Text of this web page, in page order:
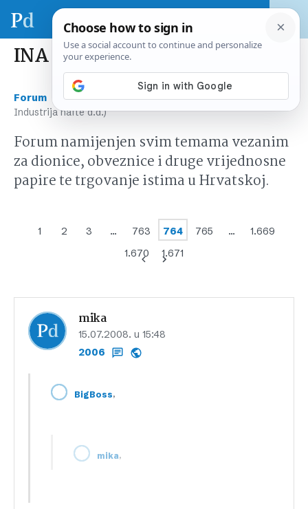
INA (INA-Industrija nafte d.d.)
Forum Tržište kapitala Hrvatska ›
INA (INA-
Industrija nafte d.d.)
Forum namijenjen svim temama vezanim
za dionice, obveznice i druge vrijednosne
papire te trgovanje istima u Hrvatskoj.
1 2 3 … 763 764 765 …
1.669
1.670
1.671
mika
15.07.2008. u 15:48
2006
BigBoss,
mika,